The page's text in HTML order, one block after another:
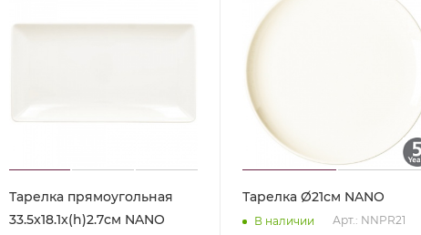
Тарелка прямоугольная
33.5x18.1x(h)2.7см NANO
Тарелка Ø21см NANO
В наличии Арт.: NNPR21